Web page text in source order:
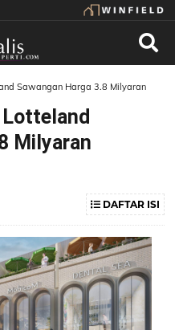
Sawangan Harga 3.8 Milyaran
Milyaran
DAFTAR ISI